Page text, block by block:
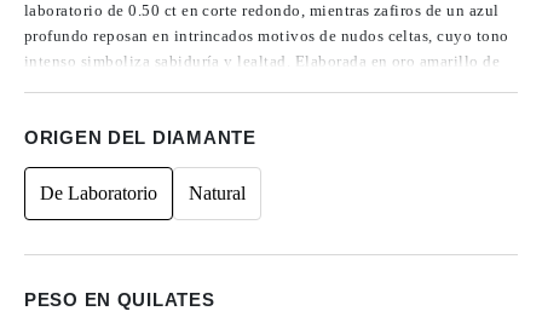
laboratorio de 0.50 ct en corte redondo, mientras zafiros de un azul
profundo reposan en intrincados motivos de nudos celtas, cuyo tono
intenso simboliza sabiduría y lealtad. Elaborada en oro amarillo de
honrar una historia de amor que perdura.
ORIGEN DEL DIAMANTE
De Laboratorio Natural
PESO EN QUILATES